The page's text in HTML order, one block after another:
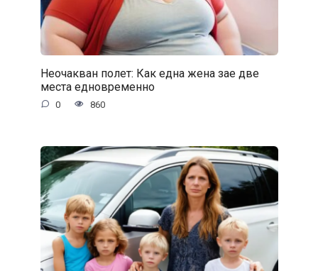
Неочакван полет: Как една жена зае две
места едновременно
0 860